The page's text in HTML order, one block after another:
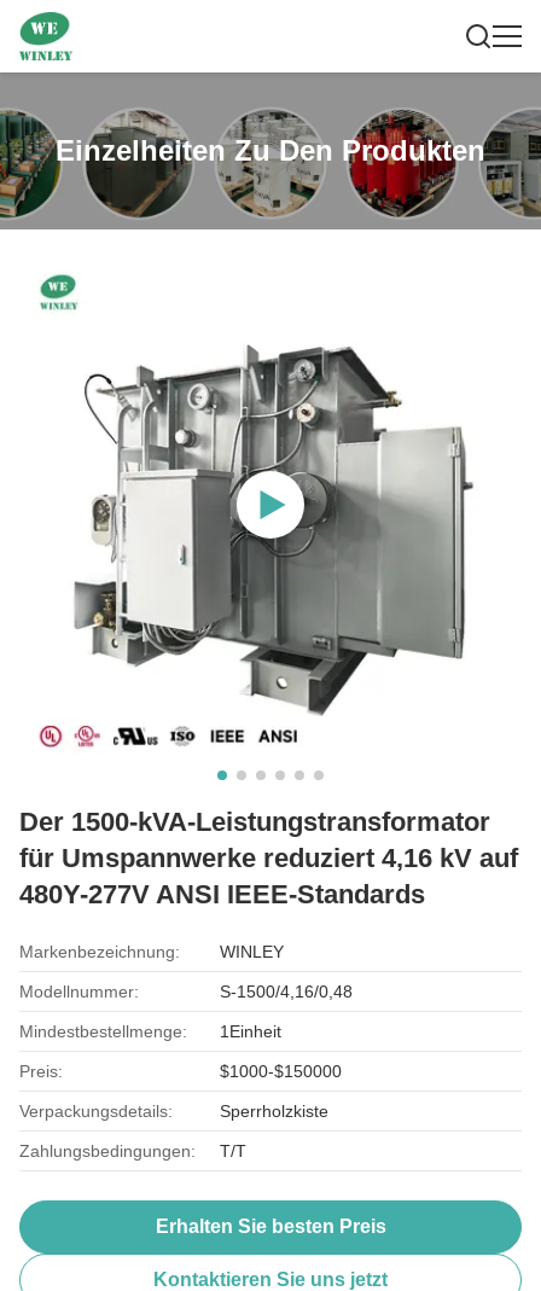
Einzelheiten Zu Den Produkten
Der 1500-kVA-Leistungstransformator
für Umspannwerke reduziert 4,16 kV auf
480Y-277V ANSI IEEE-Standards
Markenbezeichnung: WINLEY
Modellnummer: S-1500/4,16/0,48
Mindestbestellmenge: 1Einheit
Preis: $1000-$150000
Verpackungsdetails: Sperrholzkiste
Zahlungsbedingungen: T/T
Erhalten Sie besten Preis
Kontaktieren Sie uns jetzt